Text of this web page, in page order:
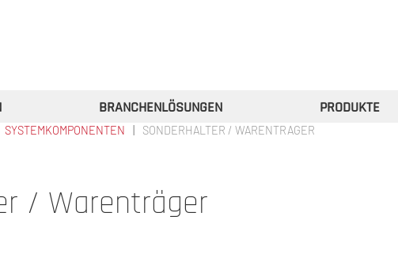
BRANCHENLÖSUNGEN PRODUKTE
SYSTEMKOMPONENTEN SONDERHALTER / WARENTRÄGER
/ Warenträger